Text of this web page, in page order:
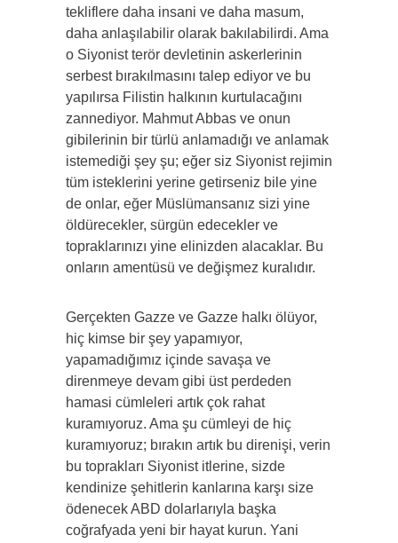
tekliflere daha insani ve daha masum,
daha anlaşılabilir olarak bakılabilirdi. Ama
o Siyonist terör devletinin askerlerinin
serbest bırakılmasını talep ediyor ve bu
yapılırsa Filistin halkının kurtulacağını
zannediyor. Mahmut Abbas ve onun
gibilerinin bir türlü anlamadığı ve anlamak
istemediği şey şu; eğer siz Siyonist rejimin
tüm isteklerini yerine getirseniz bile yine
de onlar, eğer Müslümansanız sizi yine
öldürecekler, sürgün edecekler ve
topraklarınızı yine elinizden alacaklar. Bu
onların amentüsü ve değişmez kuralıdır.
Gerçekten Gazze ve Gazze halkı ölüyor,
hiç kimse bir şey yapamıyor,
yapamadığımız içinde savaşa ve
direnmeye devam gibi üst perdeden
hamasi cümleleri artık çok rahat
kuramıyoruz. Ama şu cümleyi de hiç
kuramıyoruz; bırakın artık bu direnişi, verin
bu toprakları Siyonist itlerine, sizde
kendinize şehitlerin kanlarına karşı size
ödenecek ABD dolarlarıyla başka
coğrafyada yeni bir hayat kurun. Yani